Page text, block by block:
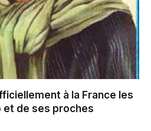
à la France les
et de ses proches